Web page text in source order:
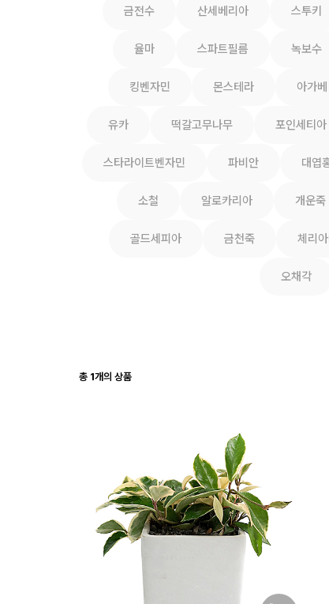
금전수 산세베리아 스투키
율마 스파트필름 녹보수
킹벤자민 몬스테라 아가베
유카 떡갈고무나무 포인세티아
스타라이트벤자민 파비안 대엽
소철 알로카리아 개운죽
골드세피아 금천죽 체리
오채각
총 1개의 상품